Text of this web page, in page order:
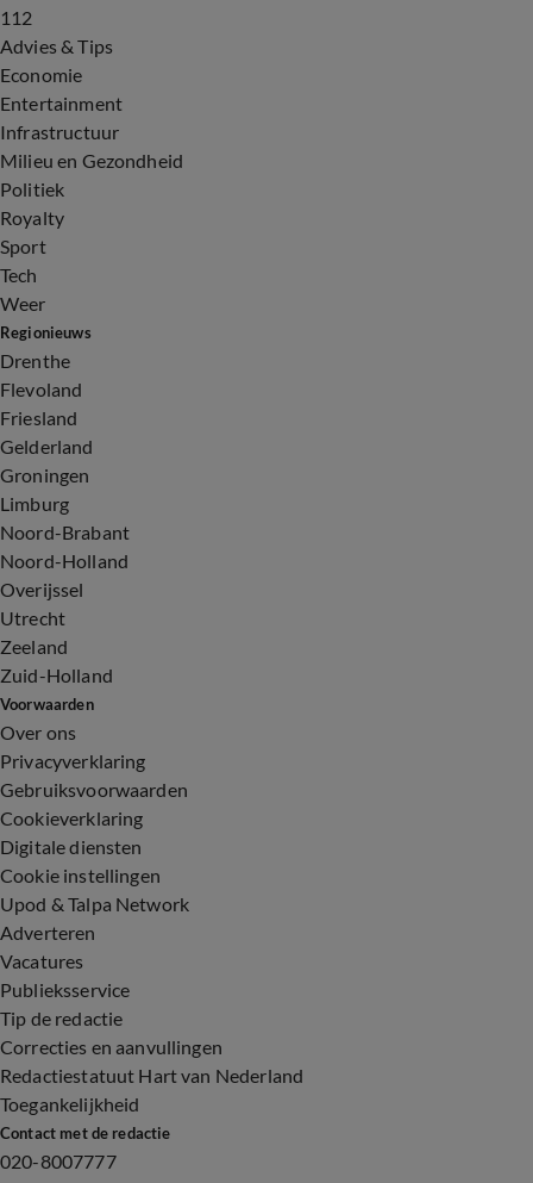
112
Advies & Tips
Economie
Entertainment
Infrastructuur
Milieu en Gezondheid
Politiek
Royalty
Sport
Tech
Weer
Regionieuws
Drenthe
Flevoland
Friesland
Gelderland
Groningen
Limburg
Noord-Brabant
Noord-Holland
Overijssel
Utrecht
Zeeland
Zuid-Holland
Voorwaarden
Over ons
Privacyverklaring
Gebruiksvoorwaarden
Cookieverklaring
Digitale diensten
Cookie instellingen
Upod & Talpa Network
Adverteren
Vacatures
Publieksservice
Tip de redactie
Correcties en aanvullingen
Redactiestatuut Hart van Nederland
Toegankelijkheid
Contact met de redactie
020-8007777